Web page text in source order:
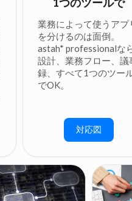
業務によって使うアプ
を分けるのは面倒。
astah* professionalな
設計、業務フロー、議
録、すべて1つのツー
でOK。
対応図